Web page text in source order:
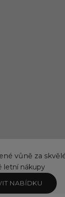
vůně za
letní nákupy
NABÍDKU